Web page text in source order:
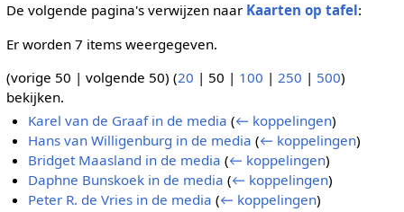
De volgende pagina's verwijzen naar Kaarten op tafel:
Er worden 7 items weergegeven.
(vorige 50 | volgende 50) (20 | 50 | 100 | 250 | 500)
bekijken.
Karel van de Graaf in de media (← koppelingen)
Hans van Willigenburg in de media (← koppelingen)
Bridget Maasland in de media (← koppelingen)
Daphne Bunskoek in de media (← koppelingen)
Peter R. de Vries in de media (← koppelingen)